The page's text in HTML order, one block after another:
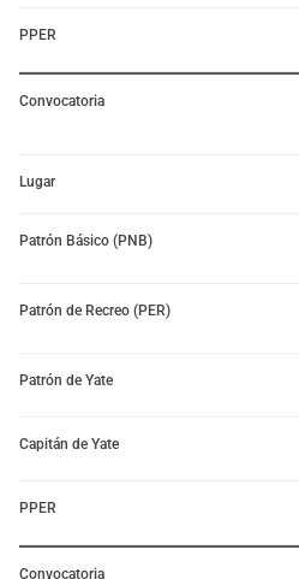
PPER
Convocatoria
Lugar
Patrón Básico (PNB)
Patrón de Recreo (PER)
Patrón de Yate
Capitán de Yate
PPER
Convocatoria